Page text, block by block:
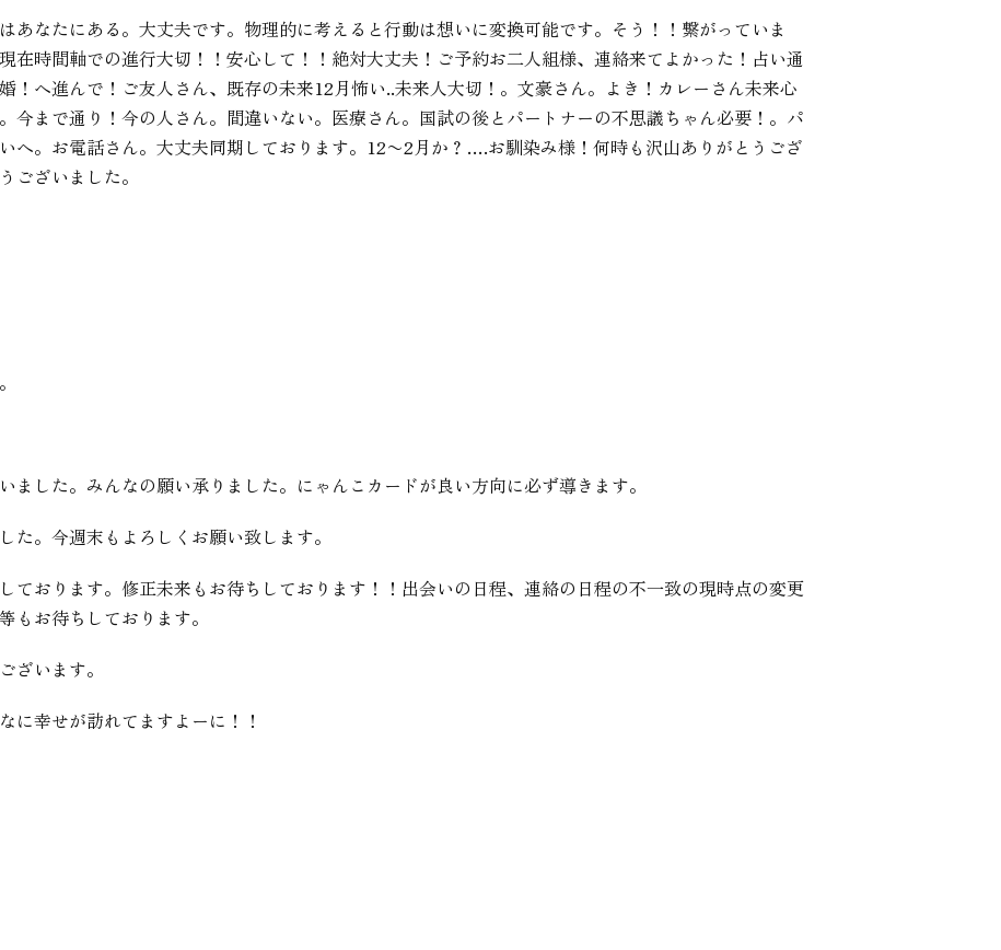
あなたにある。大丈夫です。物理的に考えると行動は想いに変換可能です。そう！！繋がっていま
在時間軸での進行大切！！安心して！！絶対大丈夫！ご予約お二人組様、連絡来てよかった！占い通
！へ進んで！ご友人さん、既存の未来12月怖い..未来人大切！。文豪さん。よき！カレーさん未来心
今まで通り！今の人さん。間違いない。医療さん。国試の後とパートナーの不思議ちゃん必要！。パ
へ。お電話さん。大丈夫同期しております。12〜2月か？….お馴染み様！何時も沢山ありがとうござ
ございました。
ました。みんなの願い承りました。にゃんこカードが良い方向に必ず導きます。
。今週末もよろしくお願い致します。
ております。修正未来もお待ちしております！！出会いの日程、連絡の日程の不一致の現時点の変更
もお待ちしております。
ざいます。
に幸せが訪れてますよーに！！